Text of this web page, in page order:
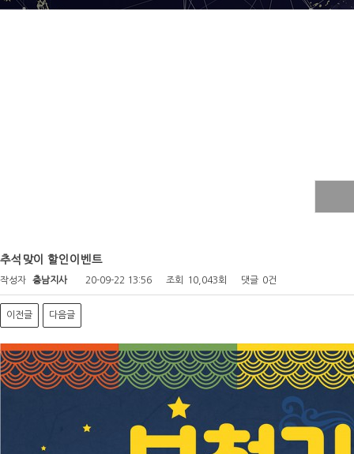
추석맞이 할인이벤트
작성자 충남지사 20-09-22 13:56 조회 10,043회 댓글 0건
이전글 다음글